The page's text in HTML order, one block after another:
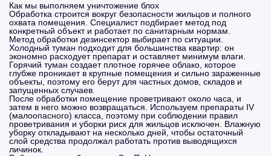
Как мы выполняем уничтожение блох
Обработка строится вокруг безопасности жильцов и полного
охвата помещения. Специалист подбирает метод под
конкретный объект и работает по санитарным нормам.
Метод обработки дезинсектор выбирает по ситуации.
Холодный туман подходит для большинства квартир: он
экономно расходует препарат и оставляет минимум влаги.
Горячий туман создает плотное горячее облако, которое
глубже проникает в крупные помещения и сильно зараженные
объекты, поэтому его берут для частных домов, складов и
запущенных случаев.
После обработки помещение проветривают около часа, и
затем в него можно возвращаться. Используем препараты IV
(малоопасного) класса, поэтому при соблюдении правил
проветривания и уборки риск для жильцов исключен. Влажную
уборку откладывают на несколько дней, чтобы остаточный
слой средства продолжал работать против выводящихся
личинок.